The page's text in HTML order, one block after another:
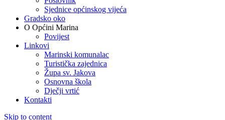
Sjednice općinskog vijeća
Gradsko oko
O Općini Marina
Povijest
Linkovi
Marinski komunalac
Turistička zajednica
Župa sv. Jakova
Osnovna škola
Dječji vrtić
Kontakti
Skip to content